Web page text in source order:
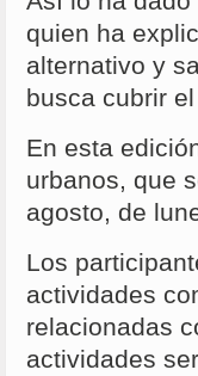
quien ha
alternativo y
busca cubrir
En esta
urbanos, que
agosto, de
Los
actividades
relacionadas
actividades